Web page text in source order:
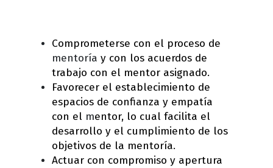
Comprometerse con el proceso de
mentoría y con los acuerdos de
trabajo con el mentor asignado.
Favorecer el establecimiento de
espacios de confianza y empatía
con el mentor, lo cual facilita el
desarrollo y el cumplimiento de los
objetivos de la mentoría.
Actuar con compromiso y apertura